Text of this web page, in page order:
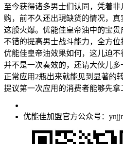
至今获得诸多男士们认同，凭着
购，前不久还出現缺货的情况，
这般火爆。优能佳皇帝油中的宝
不错的提高男士战斗能力，全方
优能佳皇帝油效果如何，这儿迫不
并不是一次奏效的，还请大伙儿
正常应用2瓶出来就能见到显著的
提议第一次应用的消费者能够先拿
优能佳加盟官方公众号：